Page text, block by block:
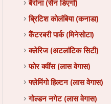
बैरोना (सैन डिएगो)
ब्रिटिश कोलंबिया (कनाडा)
कैंटरबरी पार्क (मिनेसोटा)
क्लेरिज (अटलांटिक सिटी)
फोर क्वींस (लास वेगास)
फ्लेमिंगो हिल्टन (लास वेगास)
गोल्डन नगेट (लास वेगास)